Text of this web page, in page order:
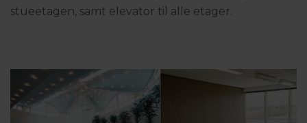
stueetagen, samt elevator til alle etager.